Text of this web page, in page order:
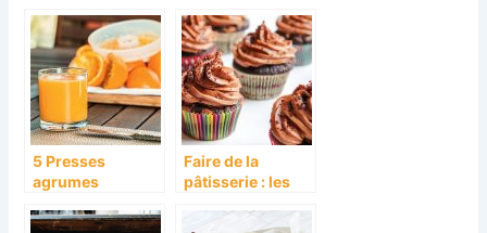
plats.
votre cuisine
5 Presses
agrumes
comparaison.
Faire de la
pâtisserie : les
nécessaires